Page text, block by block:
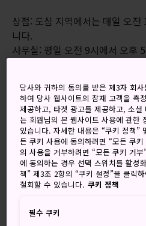
상점: 도심 지역에서는 매일 오
니다.
사무실: 평일 오전 9시에서 오후
시골 지역에 있는 상점이라면 문
영업을 종료하는 곳도 있습니다.
천차만별이므로, 공식 홈페이지
보를 수시로 확인해 주세요.
24시간 여는 가게도
있습니다. 세븐일레븐과 훼미리
편의점 및 일부 체인 레스토랑과
영업합니다.
당사와 귀하의 동의를 받은 제3자 회
하여 당사 웹사이트의 잠재 고객을 측
제공하고, 타겟 광고를 제공하고, 소
는 회원님의 본 웹사이트 사용에 관한
있습니다. 자세한 내용은 “쿠키 정책”
든 쿠키 사용에 동의하려면 “모든 쿠
의 사용을 거부하려면 “모든 쿠키 거
에 동의하는 경우 선택 스위치를 활성
책” 제3조 2항의 “쿠키 설정”을 클릭
철회할 수 있습니다. 쿠키 정책
필수 쿠키